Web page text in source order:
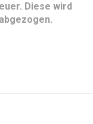
Diese wird